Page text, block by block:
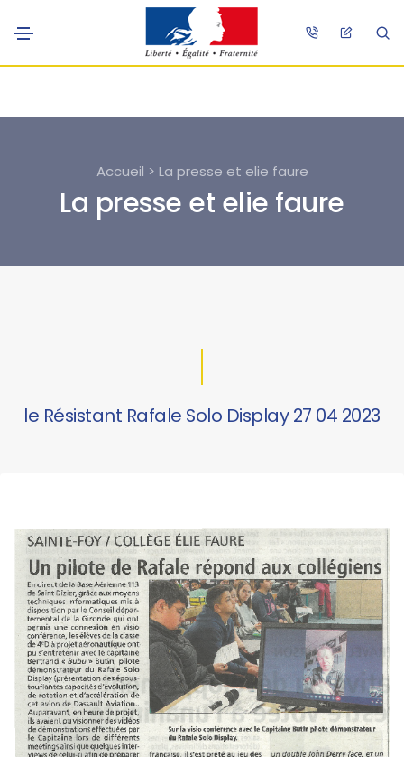
Accueil > La presse et elie faure
La presse et elie faure
le Résistant Rafale Solo Display 27 04 2023